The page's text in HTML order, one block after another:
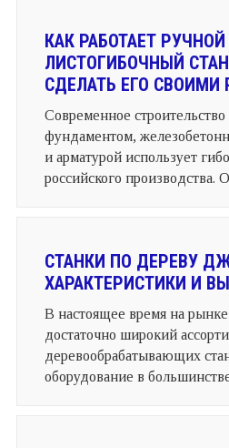
КАК РАБОТАЕТ РУЧНОЙ
ЛИСТОГИБОЧНЫЙ
СДЕЛАТЬ ЕГО СВОИМИ
Современное
фундаментом,
и арматурой использует
российского производства.
СТАНКИ ПО ДЕРЕВУ
ХАРАКТЕРИСТИКИ И
В настоящее время на
достаточно широкий
деревообрабатывающих
оборудование в